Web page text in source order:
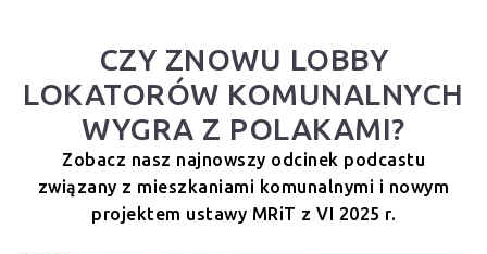
CZY ZNOWU LOBBY
LOKATORÓW KOMUNALNYCH
WYGRA Z POLAKAMI?
Zobacz nasz najnowszy odcinek podcastu
związany z mieszkaniami komunalnymi i nowym
projektem ustawy MRiT z VI 2025 r.